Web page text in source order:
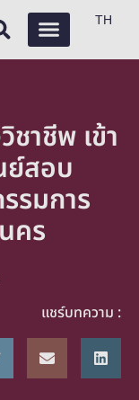
TH
าชีพ เข้า
ย์สอบ
รมการ
คร
แชร์บทความ :